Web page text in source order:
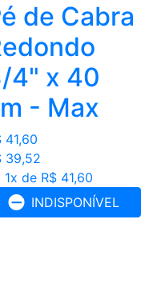
de Cabra
4" x 40
- Max
41,60
39,52
1x de R$ 41,60
INDISPONÍVEL